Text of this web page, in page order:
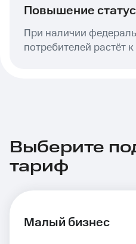
Повышение
При наличии
потребителей растёт
Выберите
тариф
Малый бизнеc